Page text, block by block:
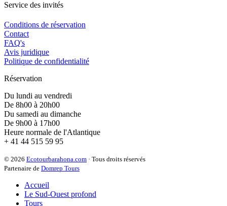
Service des invités
Conditions de réservation
Contact
FAQ's
Avis juridique
Politique de confidentialité
Réservation
Du lundi au vendredi
De 8h00 à 20h00
Du samedi au dimanche
De 9h00 à 17h00
Heure normale de l'Atlantique
+ 41 44 515 59 95
© 2026 Ecotourbarahona.com · Tous droits réservés
Partenaire de Domrep Tours
Accueil
Le Sud-Ouest profond
Tours